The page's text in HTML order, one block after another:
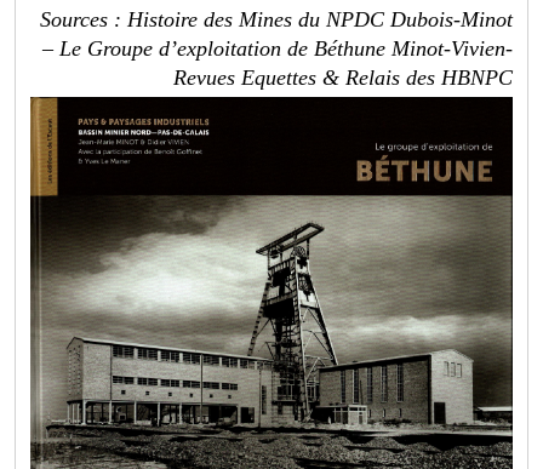
Sources : Histoire des Mines du NPDC Dubois-Minot
– Le Groupe d’exploitation de Béthune Minot-Vivien-
Revues Equettes & Relais des HBNPC